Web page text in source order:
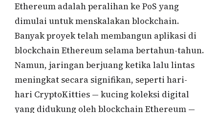
Ethereum adalah peralihan ke PoS yang
dimulai untuk menskalakan blockchain.
Banyak proyek telah membangun aplikasi di
blockchain Ethereum selama bertahun-tahun.
Namun, jaringan berjuang ketika lalu lintas
meningkat secara signifikan, seperti hari-
hari CryptoKitties — kucing koleksi digital
yang didukung oleh blockchain Ethereum —